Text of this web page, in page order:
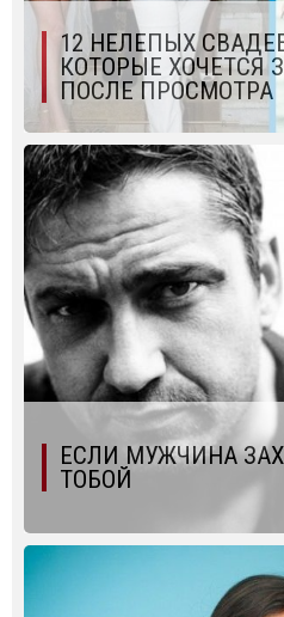
12 НЕЛЕПЫХ
КОТОРЫЕ ХОЧЕТСЯ
ПОСЛЕ ПРОСМОТРА
ЕСЛИ МУЖЧИНА
ТОБОЙ